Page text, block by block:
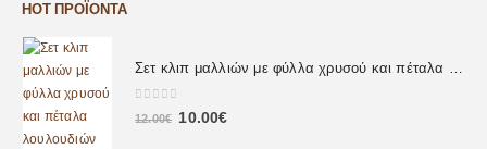
HOT ΠΡΟΪΌΝΤΑ
Σετ κλιπ μαλλιών με φύλλα χρυσού και πέταλα λουλουδιών
out of 5
12.00€ 10.00€